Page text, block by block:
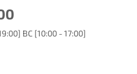
ВС [10:00 - 17:00]